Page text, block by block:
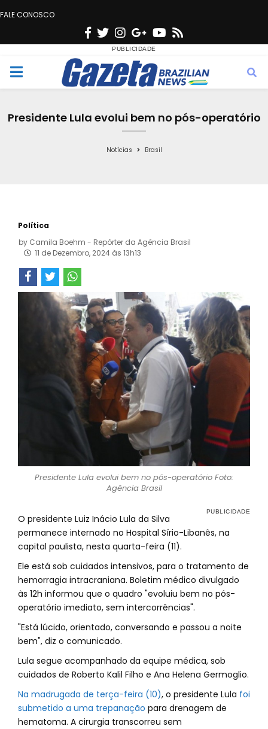
FALE CONOSCO
F
c
e
o
T
w
i
t
e
n
s
t
g
G
o
o
g
e
Y
u
t
b
s
M
Presidente Lula evolui bem no pós-operatório
Notícias Brasil
Política
by Camila Boehm - Repórter da Agência Brasil
11 de Dezembro, 2024 às 13h13
Presidente Lula evolui bem no pós-operatório Foto:
Agência Brasil
O presidente Luiz Inácio Lula da Silva
permanece internado no Hospital Sírio-Libanês, na
capital paulista, nesta quarta-feira (11).
Ele está sob cuidados intensivos, para o tratamento de
hemorragia intracraniana. Boletim médico divulgado
às 12h informou que o quadro "evoluiu bem no pós-
operatório imediato, sem intercorrências".
"Está lúcido, orientado, conversando e passou a noite
bem", diz o comunicado.
Lula segue acompanhado da equipe médica, sob
cuidados de Roberto Kalil Filho e Ana Helena Germoglio.
Na madrugada de terça-feira (10), o presidente Lula foi
submetido a uma trepanação para drenagem de
hematoma. A cirurgia transcorreu sem